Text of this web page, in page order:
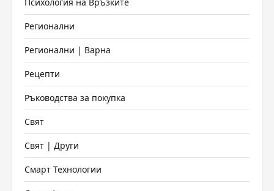
Регионални
Регионални | Варна
Рецепти
Ръководства за покупка
Свят
Свят | Други
Смарт Технологии